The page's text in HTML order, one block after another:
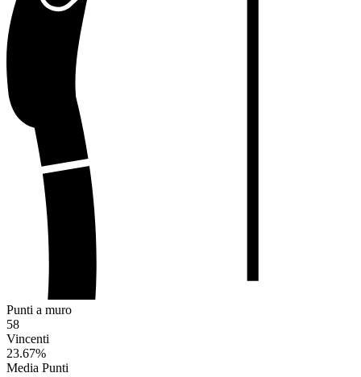
Punti a muro
58
Vincenti
23.67%
Media Punti